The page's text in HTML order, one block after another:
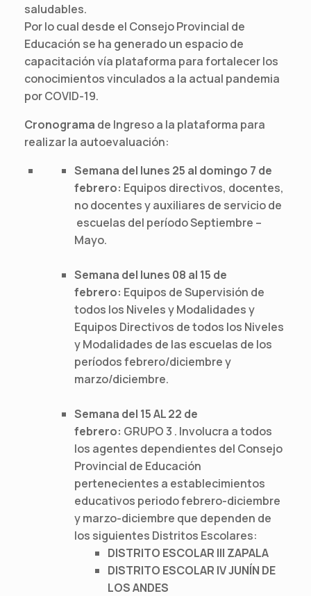
saludables.
Por lo cual desde el Consejo Provincial de
Educación se ha generado un espacio de
capacitación vía plataforma para fortalecer los
conocimientos vinculados a la actual pandemia
por COVID-19.
Cronograma de Ingreso a la plataforma para
realizar la autoevaluación:
Semana del lunes 25 al domingo 7 de
febrero: Equipos directivos, docentes,
no docentes y auxiliares de servicio de
escuelas del período Septiembre –
Mayo.
Semana del lunes 08 al 15 de
febrero: Equipos de Supervisión de
todos los Niveles y Modalidades y
Equipos Directivos de todos los Niveles
y Modalidades de las escuelas de los
períodos febrero/diciembre y
marzo/diciembre.
Semana del 15 AL 22 de
febrero: GRUPO 3 . Involucra a todos
los agentes dependientes del Consejo
Provincial de Educación
pertenecientes a establecimientos
educativos periodo febrero-diciembre
y marzo-diciembre que dependen de
los siguientes Distritos Escolares:
DISTRITO ESCOLAR III ZAPALA
DISTRITO ESCOLAR IV JUNÍN DE
LOS ANDES